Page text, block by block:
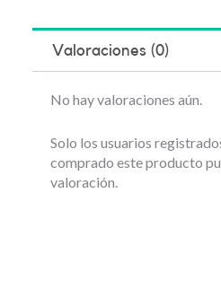
Valoraciones (0)
No hay valoraciones aún.
Solo los usuarios
comprado este producto
valoración.